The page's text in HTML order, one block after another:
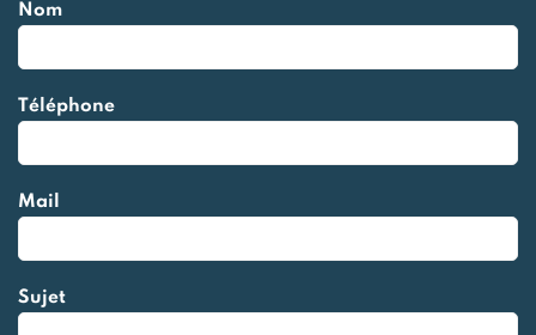
Nom
Téléphone
Mail
Sujet